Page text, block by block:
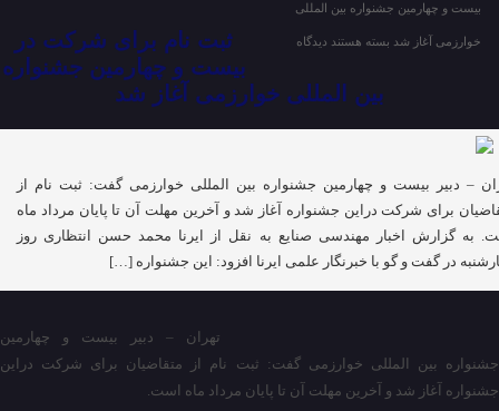
بیست و چهارمین جشنواره بین المللی
خوارزمی آغاز شد بسته هستند دیدگاه
ثبت نام برای شرکت در
بیست و چهارمین جشنواره
بین المللی خوارزمی آغاز شد
– دبیر بیست و چهارمین جشنواره بین المللی خوارزمی گفت: ثبت نام از
برای شرکت دراین جشنواره آغاز شد و آخرین مهلت آن تا پایان مرداد ماه
به گزارش اخبار مهندسی صنایع به نقل از ایرنا محمد حسن انتظاری روز
در گفت و گو با خبرنگار علمی ایرنا افزود: این جشنواره […]
تهران – دبیر بیست و چهارمین
جشنواره بین المللی خوارزمی گفت: ثبت نام از متقاضیان برای شرکت دراین
جشنواره آغاز شد و آخرین مهلت آن تا پایان مرداد ماه است.